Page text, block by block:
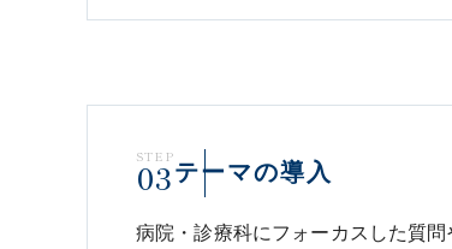
STEP
03テーマの導入
病院・診療科にフォーカスした質